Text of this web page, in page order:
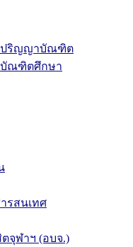
ปริญญาบัณฑิต
บัณฑิตศึกษา
รสนเทศ
จุฬาฯ (อบจ.)